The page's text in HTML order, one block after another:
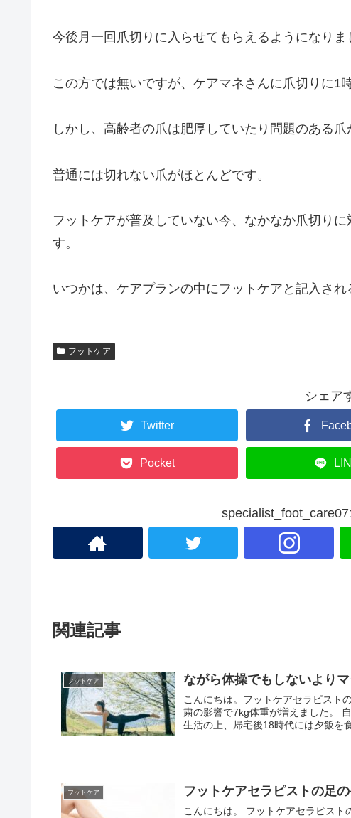
今後月一回爪切りに入らせてもらえるようになりま
この方では無いですが、ケアマネさんに爪切りに1
しかし、高齢者の爪は肥厚していたり問題のある爪
普通には切れない爪がほとんどです。
フットケアが普及していない今、なかなか爪切り
す。
いつかは、ケアプランの中にフットケアと記入され
フットケア
シェア
Twitter
Pocket
関連記事
フットケア ながら体操でもしないより
こんにちは。フットケアセラピスト
粛の影響で7kg体重が増えました。
生活の上、帰宅後18時代には夕飯を
フットケア フットケアセラピストの足
こんにちは。 フットケアセラピス